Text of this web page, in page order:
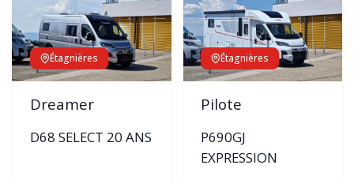
Étagnières
Dreamer
D68 SELECT 20 ANS
Étagnières
Pilote
P690GJ
EXPRESSION